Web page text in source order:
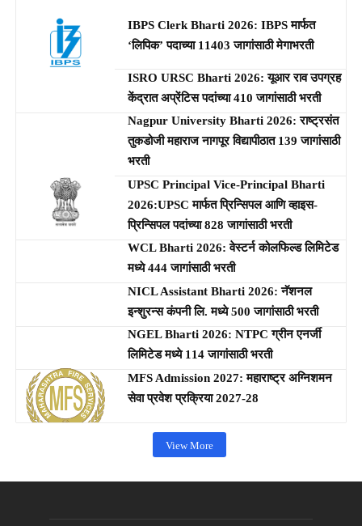
IBPS Clerk Bharti 2026: IBPS मार्फत
‘लिपिक’ पदाच्या 11403 जागांसाठी मेगाभरती
ISRO URSC Bharti 2026: यूआर राव उपग्रह
केंद्रात अप्रेंटिस पदांच्या 410 जागांसाठी भरती
Nagpur University Bharti 2026: राष्ट्रसंत
तुकडोजी महाराज नागपूर विद्यापीठात 139 जागांसाठी
भरती
UPSC Principal Vice-Principal Bharti
2026:UPSC मार्फत प्रिन्सिपल आणि व्हाइस-
प्रिन्सिपल पदांच्या 828 जागांसाठी भरती
WCL Bharti 2026: वेस्टर्न कोलफिल्ड लिमिटेड
मध्ये 444 जागांसाठी भरती
NICL Assistant Bharti 2026: नॅशनल
इन्शुरन्स कंपनी लि. मध्ये 500 जागांसाठी भरती
NGEL Bharti 2026: NTPC ग्रीन एनर्जी
लिमिटेड मध्ये 114 जागांसाठी भरती
MFS Admission 2027: महाराष्ट्र अग्निशमन
सेवा प्रवेश प्रक्रिया 2027-28
View More